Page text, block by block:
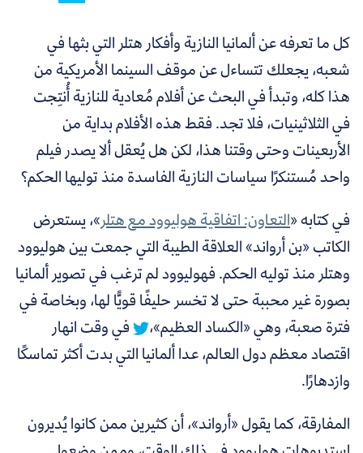
كل ما تعرفه عن ألمانيا النازية وأفكار هتلر التي بثها في
شعبه، يجعلك تتساءل عن موقف السينما الأمريكية من
هذا كله، وتبدأ في البحث عن أفلام مُعادية للنازية أُنتِجت
في الثلاثينيات، فلا تجد. فقط هذه الأفلام بداية من
الأربعينات وحتى وقتنا هذا، لكن هل يُعقل ألا يصدر فيلم
واحد مُستنكرًا سياسات النازية الفاسدة منذ توليها الحكم؟
في كتابه «التعاون: اتفاقية هوليوود مع هتلر»، يستعرض
الكاتب «بن أرواند» العلاقة الطيبة التي جمعت بين هوليوود
وهتلر منذ توليه الحكم.فهوليوود لم ترغب في تصوير ألمانيا
بصورة غير محببة حتى لا تخسر حليفًا قويًّا لها، وبخاصة في
فترة صعبة، وهي «الكساد العظيم»،
في وقت انهار
اقتصاد معظم دول العالم، عدا ألمانيا التي بدت أكثر تماسكًا
وازدهارًا.
المفارقة، كما يقول «أرواند»، أن كثيرين ممن كانوا يُديرون